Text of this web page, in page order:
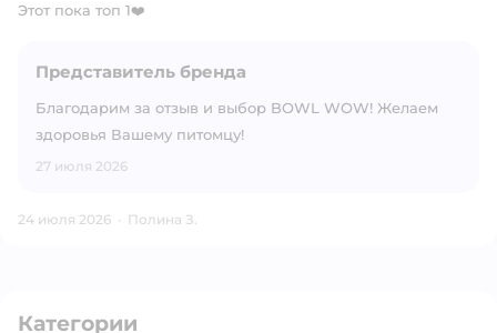
Этот пока топ 1❤️
Представитель бренда
Благодарим за отзыв и выбор BOWL WOW! Желаем
здоровья Вашему питомцу!
27 июля 2026
24 июля 2026 · Полина З.
Категории